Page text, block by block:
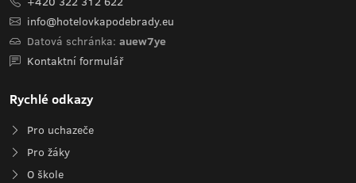
info@hotelovkapodebrady.eu
Datová schránka: auew7ye
Kontaktní formulář
Rychlé odkazy
Pro uchazeče
Pro žáky
O škole